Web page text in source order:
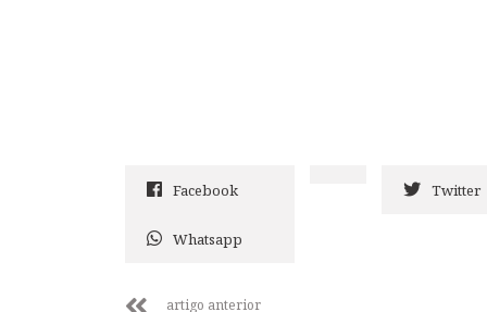
Facebook Twitter
Whatsapp
artigo anterior